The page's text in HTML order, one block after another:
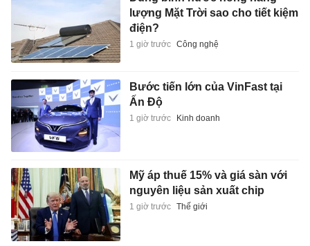
lượng Mặt Trời sao cho tiết kiệm
điện?
1 giờ trước Công nghệ
Bước tiến lớn của VinFast tại
Ấn Độ
1 giờ trước Kinh doanh
Mỹ áp thuế 15% và giá sàn với
nguyên liệu sản xuất chip
1 giờ trước Thế giới